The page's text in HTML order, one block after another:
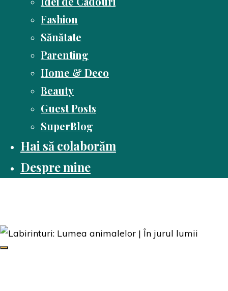
Fashion
Sănătate
Parenting
Home & Deco
Beauty
Guest Posts
SuperBlog
Hai să colaborăm
Despre mine